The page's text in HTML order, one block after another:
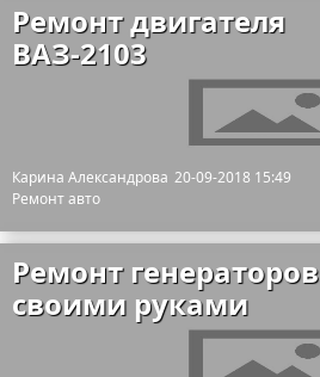
Ремонт двигателя
ВАЗ-2103
Карина Александрова 20-09-2018 15:49
Ремонт авто
Ремонт генераторов
своими руками